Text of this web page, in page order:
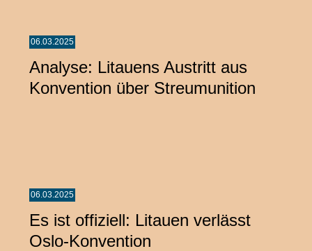
06.03.2025
Analyse: Litauens Austritt aus
Konvention über Streumunition
06.03.2025
Es ist offiziell: Litauen verlässt
Oslo-Konvention